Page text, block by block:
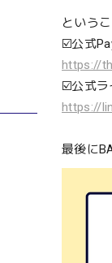
という
☑️公式
https://
☑️公式ラ
https://
最後に